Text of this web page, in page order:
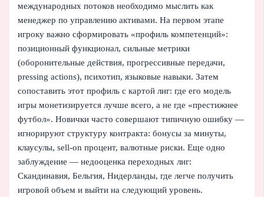
международных потоков необходимо мыслить как
менеджер по управлению активами. На первом этапе
игроку важно сформировать «профиль компетенций»:
позиционный функционал, сильные метрики
(оборонительные действия, прогрессивные передачи,
pressing actions), психотип, языковые навыки. Затем
сопоставить этот профиль с картой лиг: где его модель
игры монетизируется лучше всего, а не где «престижнее
футбол». Новички часто совершают типичную ошибку —
игнорируют структуру контракта: бонусы за минуты,
клаусулы, sell‑on процент, валютные риски. Еще одно
заблуждение — недооценка переходных лиг:
Скандинавия, Бельгия, Нидерланды, где легче получить
игровой объем и выйти на следующий уровень.